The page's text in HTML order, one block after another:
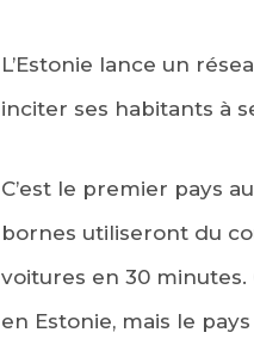
L’Estonie lance un
inciter ses habitants à
C’est le premier pays
bornes utiliseront du
voitures en 30
en Estonie, mais le